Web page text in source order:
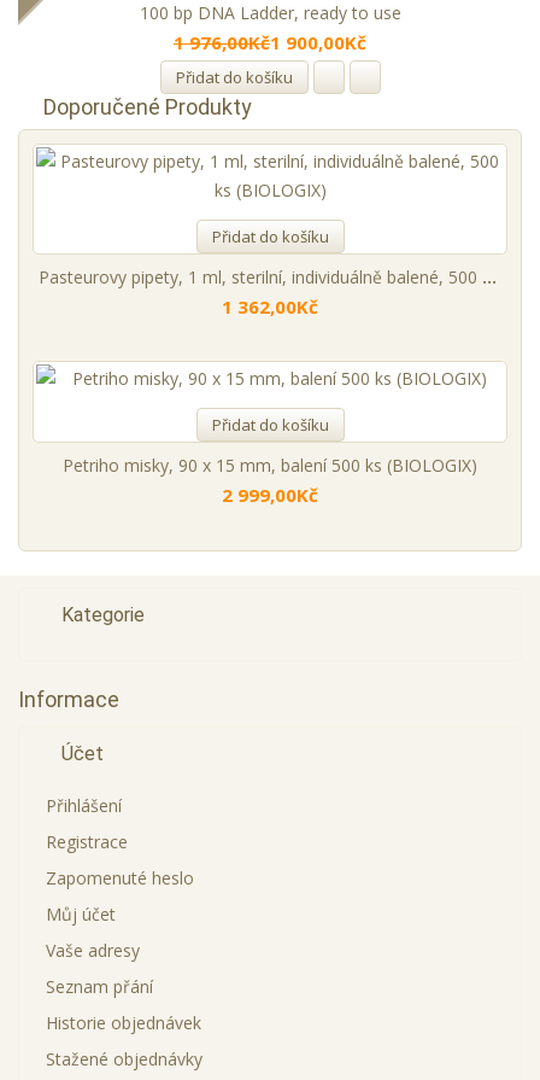
100 bp DNA Ladder, ready to use
1 976,00Kč1 900,00Kč
Přidat do košíku
Doporučené Produkty
Přidat do košíku
Pasteurovy pipety, 1 ml, sterilní, individuálně balené, 500 ks (BIOLOGIX)
1 362,00Kč
Přidat do košíku
Petriho misky, 90 x 15 mm, balení 500 ks (BIOLOGIX)
2 999,00Kč
Kategorie
Informace
Účet
Přihlášení
Registrace
Zapomenuté heslo
Můj účet
Vaše adresy
Seznam přání
Historie objednávek
Stažené objednávky